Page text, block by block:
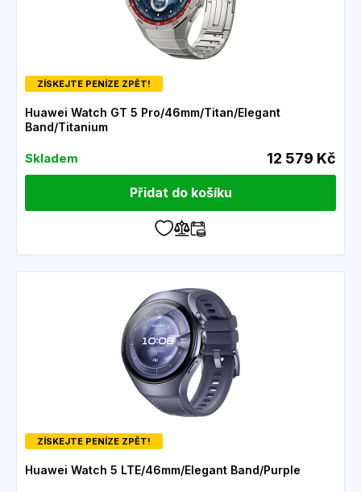
ZÍSKEJTE PENÍZE ZPĚT!
Huawei Watch GT 5 Pro/46mm/Titan/Elegant
Band/Titanium
Skladem 12 579 Kč
Přidat do košíku
ZÍSKEJTE PENÍZE ZPĚT!
Huawei Watch 5 LTE/46mm/Elegant Band/Purple